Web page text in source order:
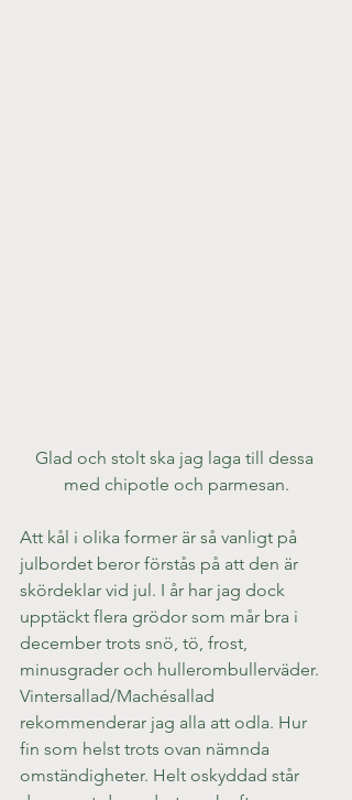
Glad och stolt ska jag laga till dessa
med chipotle och parmesan.
Att kål i olika former är så vanligt på
julbordet beror förstås på att den är
skördeklar vid jul. I år har jag dock
upptäckt flera grödor som mår bra i
december trots snö, tö, frost,
minusgrader och hullerombullerväder.
Vintersallad/Machésallad
rekommenderar jag alla att odla. Hur
fin som helst trots ovan nämnda
omständigheter. Helt oskyddad står